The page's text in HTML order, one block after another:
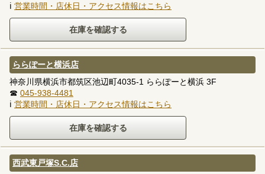
ℹ 営業時間・店休日・アクセス情報はこちら
ららぽーと横浜店
神奈川県横浜市都筑区池辺町4035-1 ららぽーと横浜 3F
☎ 045-938-4481
ℹ 営業時間・店休日・アクセス情報はこちら
西武東戸塚S.C.店